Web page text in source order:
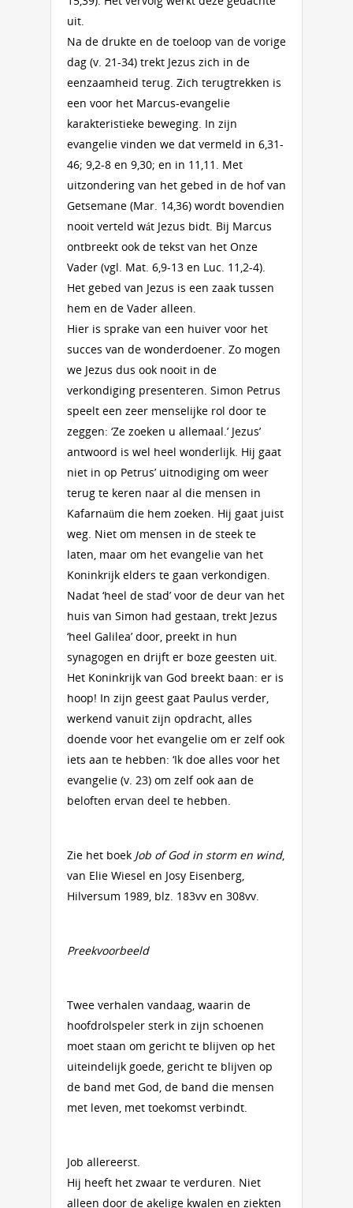
uit.
Na de drukte en de toeloop van de vorige
dag (v. 21-34) trekt Jezus zich in de
eenzaamheid terug. Zich terugtrekken is
een voor het Marcus-evangelie
karakteristieke beweging. In zijn
evangelie vinden we dat vermeld in 6,31-
46; 9,2-8 en 9,30; en in 11,11. Met
uitzondering van het gebed in de hof van
Getsemane (Mar. 14,36) wordt bovendien
nooit verteld wát Jezus bidt. Bij Marcus
ontbreekt ook de tekst van het Onze
Vader (vgl. Mat. 6,9-13 en Luc. 11,2-4).
Het gebed van Jezus is een zaak tussen
hem en de Vader alleen.
Hier is sprake van een huiver voor het
succes van de wonderdoener. Zo mogen
we Jezus dus ook nooit in de
verkondiging presenteren. Simon Petrus
speelt een zeer menselijke rol door te
zeggen: ‘Ze zoeken u allemaal.’ Jezus’
antwoord is wel heel wonderlijk. Hij gaat
niet in op Petrus’ uitnodiging om weer
terug te keren naar al die mensen in
Kafarnaüm die hem zoeken. Hij gaat juist
weg. Niet om mensen in de steek te
laten, maar om het evangelie van het
Koninkrijk elders te gaan verkondigen.
Nadat ‘heel de stad’ voor de deur van het
huis van Simon had gestaan, trekt Jezus
‘heel Galilea’ door, preekt in hun
synagogen en drijft er boze geesten uit.
Het Koninkrijk van God breekt baan: er is
hoop! In zijn geest gaat Paulus verder,
werkend vanuit zijn opdracht, alles
doende voor het evangelie om er zelf ook
iets aan te hebben: ‘Ik doe alles voor het
evangelie (v. 23) om zelf ook aan de
beloften ervan deel te hebben.
Zie het boek Job of God in storm en wind,
van Elie Wiesel en Josy Eisenberg,
Hilversum 1989, blz. 183vv en 308vv.
Preekvoorbeeld
Twee verhalen vandaag, waarin de
hoofdrolspeler sterk in zijn schoenen
moet staan om gericht te blijven op het
uiteindelijk goede, gericht te blijven op
de band met God, de band die mensen
met leven, met toekomst verbindt.
Job allereerst.
Hij heeft het zwaar te verduren. Niet
alleen door de akelige kwalen en ziekten